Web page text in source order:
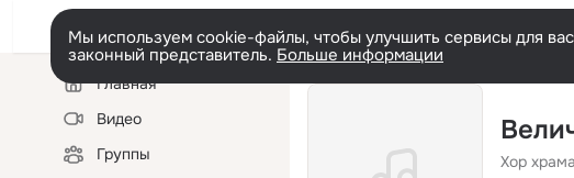
Мы используем cookie-файлы, чтобы улучшить сервисы для
законный представитель. Больше информации
Левая
колонкаГлавная
Видео
Группы
Хор